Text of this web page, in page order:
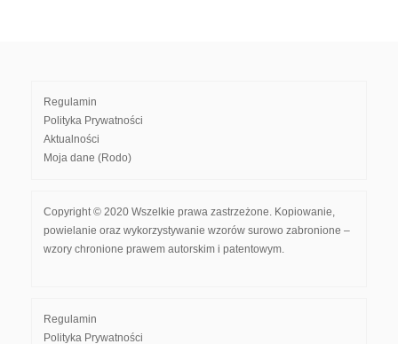
Regulamin
Polityka Prywatności
Aktualności
Moja dane (Rodo)
Copyright © 2020 Wszelkie prawa zastrzeżone. Kopiowanie,
powielanie oraz wykorzystywanie wzorów surowo zabronione –
wzory chronione prawem autorskim i patentowym.
Regulamin
Polityka Prywatności